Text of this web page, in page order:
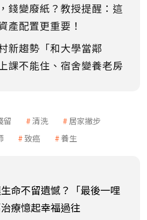
錢變廢紙？教授提醒：這
產配置更重要！
新趨勢「和大學當鄰
課不能住、宿舍變養老房
留 清洗
居家撇步
致癌 養生
命不留遺憾？「最後一哩
療憶起幸福過往